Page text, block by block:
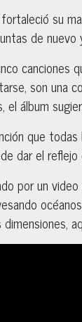
su
de
canciones
son una
álbum
que
dar el
por un
dimensiones,